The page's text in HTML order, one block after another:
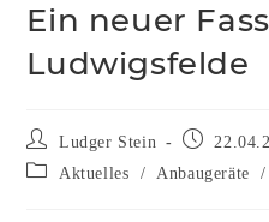
Ein neuer
Ludwigsfelde
Ludger Stein
Aktuelles
/ Anbaugeräte /